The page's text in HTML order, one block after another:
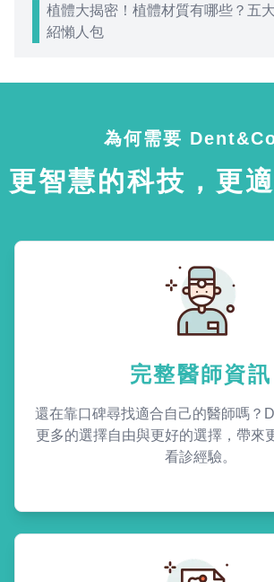
植體大揭密！植體材質有哪些？五
紹懶人包
為何需要
更智慧的科技，更
完整醫師資訊
還在靠口碑尋找適合自己的醫師嗎？
更多的選擇自由與更好的選擇，帶來
看診經驗。